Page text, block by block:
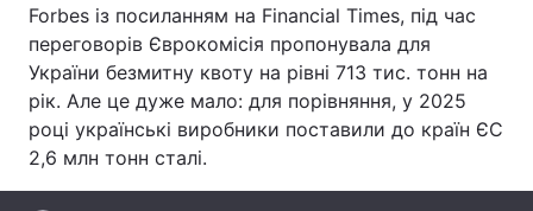
Екологія Регіони
Лонгріди
Відео з Youtube
Forbes із посиланням на Financial Times, під час
переговорів Єврокомісія пропонувала для
України безмитну квоту на рівні 713 тис. тонн на
рік. Але це дуже мало: для порівняння, у 2025
році українські виробники поставили до країн ЄС
2,6 млн тонн сталі.